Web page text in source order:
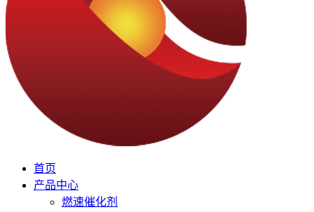
首页
产品中心
燃速催化剂